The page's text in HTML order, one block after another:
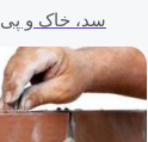
سد، خاک و پی